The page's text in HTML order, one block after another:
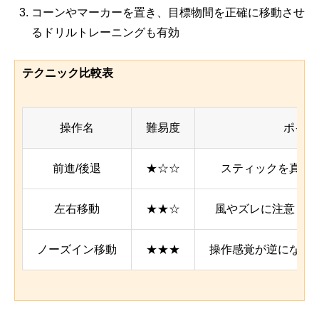
コーンやマーカーを置き、目標物間を正確に移動させ
るドリルトレーニングも有効
テクニック比較表
操作名 難易度 ポイ
前進/後退 ★☆☆ スティックを真っ
左右移動 ★★☆ 風やズレに注意し
ノーズイン移動 ★★★ 操作感覚が逆になる